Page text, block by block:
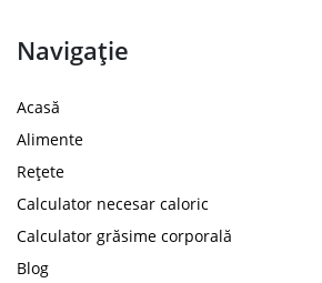
Navigație
Acasă
Alimente
Rețete
Calculator necesar caloric
Calculator grăsime corporală
Blog